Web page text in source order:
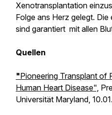
Xenotransplantation
Folge ans Herz gelegt.
sind garantiert mit allen
Quellen
"Pioneering Transplant of
Human Heart Disease",
Universität Maryland,